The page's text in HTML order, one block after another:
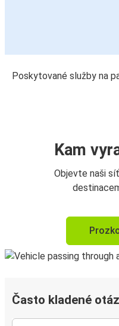
Poskytované služby na
Kam
Objevte naši
Často kladené